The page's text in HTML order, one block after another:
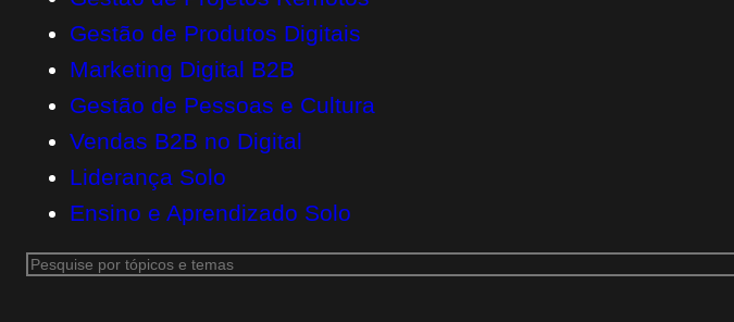
Gestão de Produtos Digitais
Marketing Digital B2B
Gestão de Pessoas e Cultura
Vendas B2B no Digital
Liderança Solo
Ensino e Aprendizado Solo